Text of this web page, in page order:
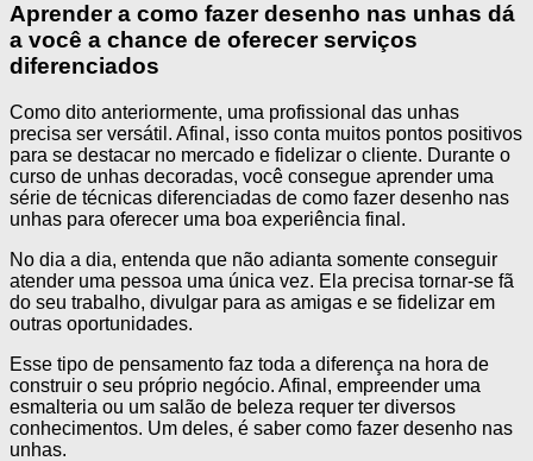
Aprender a como fazer desenho nas unhas dá
a você a chance de oferecer serviços
diferenciados
Como dito anteriormente, uma profissional das unhas
precisa ser versátil. Afinal, isso conta muitos pontos positivos
para se destacar no mercado e fidelizar o cliente. Durante o
curso de unhas decoradas, você consegue aprender uma
série de técnicas diferenciadas de como fazer desenho nas
unhas para oferecer uma boa experiência final.
No dia a dia, entenda que não adianta somente conseguir
atender uma pessoa uma única vez. Ela precisa tornar-se fã
do seu trabalho, divulgar para as amigas e se fidelizar em
outras oportunidades.
Esse tipo de pensamento faz toda a diferença na hora de
construir o seu próprio negócio. Afinal, empreender uma
esmalteria ou um salão de beleza requer ter diversos
conhecimentos. Um deles, é saber como fazer desenho nas
unhas.